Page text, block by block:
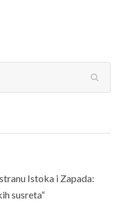
Istoka i Zapada:
susreta“